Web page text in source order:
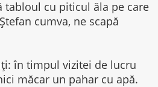
tabloul cu piticul ăla pe care
cumva, ne scapă
în timpul vizitei de lucru
măcar un pahar cu apă.